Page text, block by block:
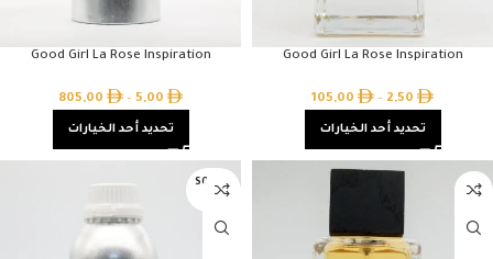
Good Girl La Rose Inspiration
2,50
–
105,00
تحديد أحد الخيارات
Good Girl La Rose Inspiration
5,00
–
805,00
تحديد أحد الخيارات
SOLD O
UT